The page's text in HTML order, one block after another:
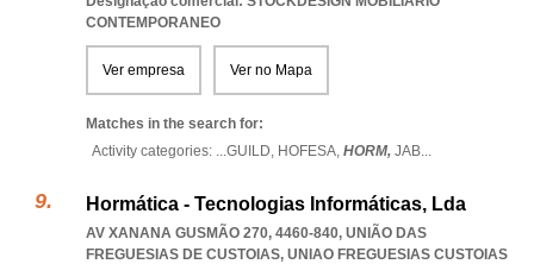
CONTEMPORANEO
Ver empresa Ver no Mapa
Matches in the search for:
Activity categories: ...GUILD, HOFESA, HORM, JAB...
Hormática - Tecnologias Informáticas, Lda
AV XANANA GUSMÃO 270, 4460-840, UNIÃO DAS
FREGUESIAS DE CUSTOIAS, UNIAO FREGUESIAS CUSTOIAS